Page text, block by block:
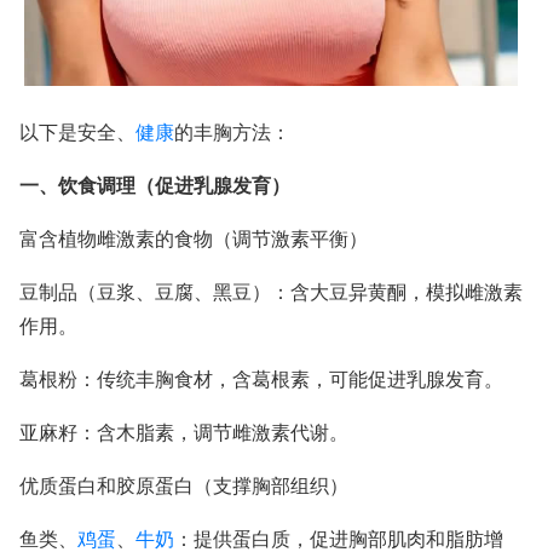
以下是安全、 健康的丰胸方法：
一、饮食调理（促进乳腺发育）
富含植物雌激素的食物（调节激素平衡）
豆制品（豆浆、豆腐、黑豆）：含大豆异黄酮，模拟雌激素
作用。
葛根粉：传统丰胸食材，含葛根素，可能促进乳腺发育。
亚麻籽：含木脂素，调节雌激素代谢。
优质蛋白和胶原蛋白（支撑胸部组织）
鱼类、 鸡蛋 牛奶 ：提供蛋白质，促进胸部肌肉和脂肪增